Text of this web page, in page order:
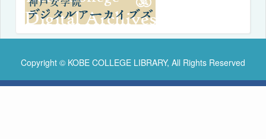
Copyright © KOBE COLLEGE LIBRARY, All Rights Reserved